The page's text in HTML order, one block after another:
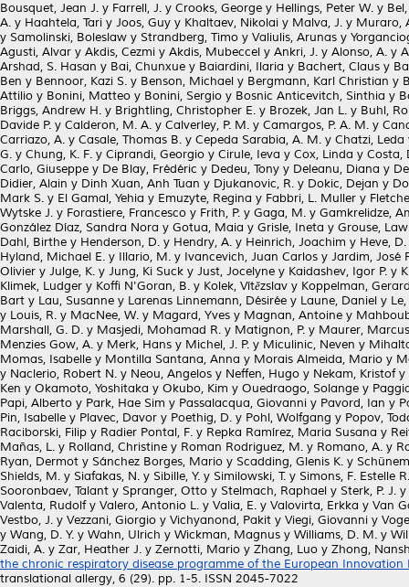
Bousquet, Jean J. y Farrell, J. y Crooks, George y Hellings, Peter W. y
A. y Haahtela, Tari y Joos, Guy y Khaltaev, Nikolai y Malva, J. y Muraro,
y Samolinski, Boleslaw y Strandberg, Timo y Valiulis, Arunas y
Agusti, Alvar y Akdis, Cezmi y Akdis, Mubeccel y Ankri, J. y Alonso, A. y
Arshad, S. Hasan y Bai, Chunxue y Baiardini, Ilaria y Bachert, Claus y
Ben y Bennoor, Kazi S. y Benson, Michael y Bergmann, Karl Christian y
Attilio y Bonini, Matteo y Bonini, Sergio y Bosnic Anticevitch, Sinthia y
Briggs, Andrew H. y Brightling, Christopher E. y Brozek, Jan L. y Buhl,
Davide P. y Calderon, M. A. y Calverley, P. M. y Camargos, P. A. M. y
Carriazo, A. y Casale, Thomas B. y Cepeda Sarabia, A. M. y Chatzi, Leda
G. y Chung, K. F. y Ciprandi, Georgio y Cirule, Ieva y Cox, Linda y Costa,
Carlo, Giuseppe y De Blay, Frédéric y Dedeu, Tony y Deleanu, Diana y
Didier, Alain y Dinh Xuan, Anh Tuan y Djukanovic, R. y Dokic, Dejan y
Mark S. y El Gamal, Yehia y Emuzyte, Regina y Fabbri, L. Muller y
Wytske J. y Forastiere, Francesco y Frith, P. y Gaga, M. y Gamkrelidze,
González Díaz, Sandra Nora y Gotua, Maia y Grisle, Ineta y Grouse,
Dahl, Birthe y Henderson, D. y Hendry, A. y Heinrich, Joachim y Heve, D.
Hyland, Michael E. y Illario, M. y Ivancevich, Juan Carlos y Jardim, José
Olivier y Julge, K. y Jung, Ki Suck y Just, Jocelyne y Kaidashev, Igor P. y
Klimek, Ludger y Koffi N'Goran, B. y Kolek, Vítězslav y Koppelman,
Bart y Lau, Susanne y Larenas Linnemann, Désirée y Laune, Daniel y Le,
y Louis, R. y MacNee, W. y Magard, Yves y Magnan, Antoine y
Marshall, G. D. y Masjedi, Mohamad R. y Matignon, P. y Maurer, Marcus
Menzies Gow, A. y Merk, Hans y Michel, J. P. y Miculinic, Neven y
Momas, Isabelle y Montilla Santana, Anna y Morais Almeida, Mario y
y Naclerio, Robert N. y Neou, Angelos y Neffen, Hugo y Nekam, Kristofy
Ken y Okamoto, Yoshitaka y Okubo, Kim y Ouedraogo, Solange y
Papi, Alberto y Park, Hae Sim y Passalacqua, Giovanni y Pavord, Ian y
Pin, Isabelle y Plavec, Davor y Poethig, D. y Pohl, Wolfgang y Popov,
Raciborski, Filip y Radier Pontal, F. y Repka Ramírez, Maria Susana y
Mañas, L. y Rolland, Christine y Roman Rodriguez, M. y Romano, A. y
Ryan, Dermot y Sánchez Borges, Mario y Scadding, Glenis K. y
Shields, M. y Siafakas, N. y Sibille, Y. y Similowski, T. y Simons, F. Estelle R.
Sooronbaev, Talant y Spranger, Otto y Stelmach, Raphael y Sterk, P. J. y
Valenta, Rudolfy Valero, Antonio L. y Valia, E. y Valovirta, Erkka y Van
Vestbo, J. y Vezzani, Giorgio y Vichyanond, Pakit y Viegi, Giovanni y
y Wang, D. Y. y Wahn, Ulrich y Wickman, Magnus y Williams, D. M. y
Zaidi, A. y Zar, Heather J. y Zernotti, Mario y Zhang, Luo y Zhong,
the chronic respiratory disease programme of the European
translational allergy, 6 (29). pp. 1-5. ISSN 2045-7022